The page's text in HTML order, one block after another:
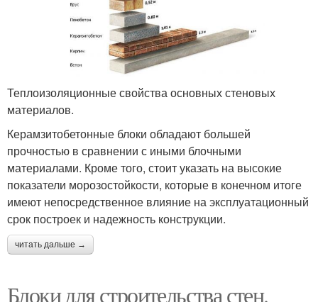
Теплоизоляционные свойства основных стеновых
материалов.
Керамзитобетонные блоки обладают большей
прочностью в сравнении с иными блочными
материалами. Кроме того, стоит указать на высокие
показатели морозостойкости, которые в конечном итоге
имеют непосредственное влияние на эксплуатационный
срок построек и надежность конструкции.
читать дальше →
Блоки для строительства стен.